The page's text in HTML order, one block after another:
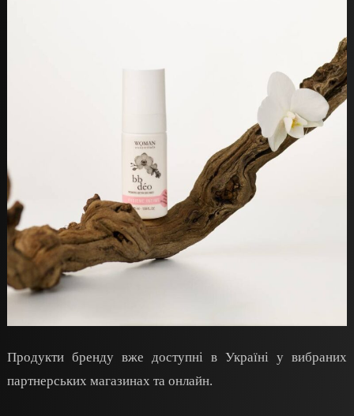
Продукти бренду вже доступні в Україні у вибраних
партнерських магазинах та онлайн.